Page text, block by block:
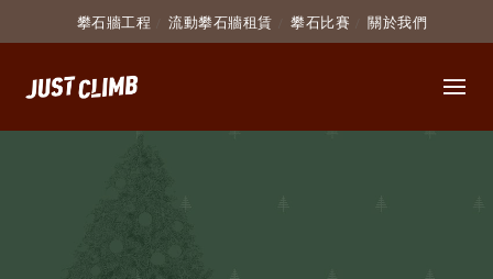
攀石牆工程 流動攀石牆租賃 攀石比賽 關於我們